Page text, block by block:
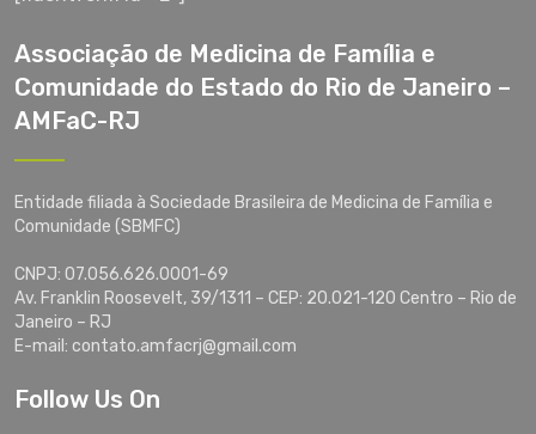
Associação de Medicina de Família e
Comunidade do Estado do Rio de Janeiro –
AMFaC-RJ
Entidade filiada à Sociedade Brasileira de Medicina de Família e
Comunidade (SBMFC)
CNPJ: 07.056.626.0001-69
Av. Franklin Roosevelt, 39/1311 – CEP: 20.021-120 Centro – Rio de
Janeiro – RJ
E-mail: contato.amfacrj@gmail.com
Follow Us On